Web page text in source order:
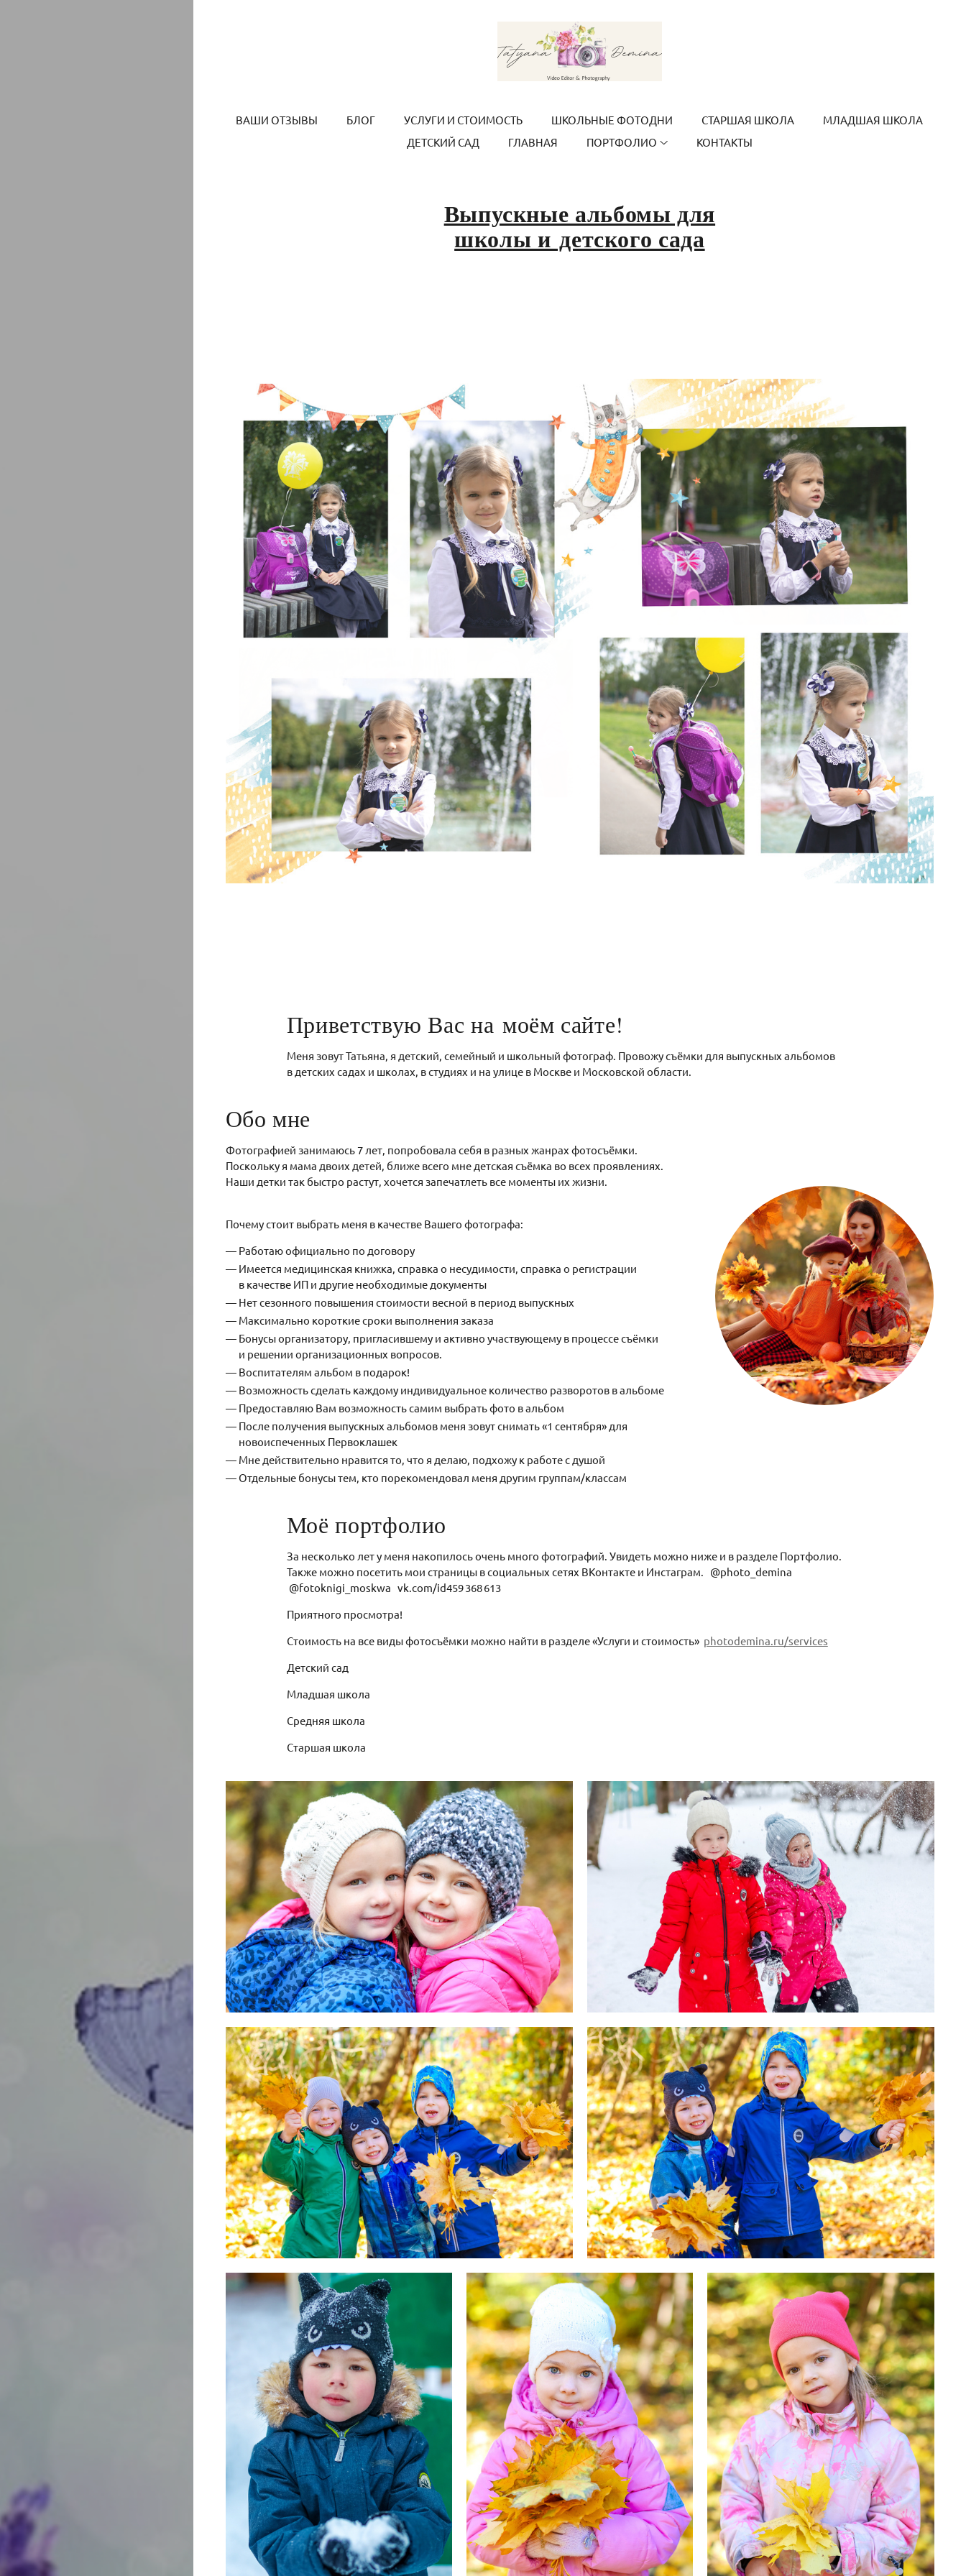
ВАШИ ОТЗЫВЫ БЛОГ УСЛУГИ И СТОИМОСТЬ ШКОЛЬНЫЕ ФОТОДНИ СТАРШАЯ ШКОЛА
МЛАДШАЯ ШКОЛА
ДЕТСКИЙ САД
ГЛАВНАЯ ПОРТФОЛИО КОНТАКТЫ
Выпускные альбомы для
школы и детского сада
Приветствую Вас на моём сайте!
Меня зовут Татьяна, я детский, семейный и школьный фотограф. Провожу съёмки для выпускных альбомов
в детских садах и школах, в студиях и на улице в Москве и Московской области.
Обо мне
Фотографией занимаюсь 7 лет, попробовала себя в разных жанрах фотосъёмки.
Поскольку я мама двоих детей, ближе всего мне детская съёмка во всех проявлениях.
Наши детки так быстро растут, хочется запечатлеть все моменты их жизни.
Почему стоит выбрать меня в качестве Вашего фотографа:
Работаю официально по договору
Имеется медицинская книжка, справка о несудимости, справка о регистрации
в качестве ИП и другие необходимые документы
Нет сезонного повышения стоимости весной в период выпускных
Максимально короткие сроки выполнения заказа
Бонусы организатору, пригласившему и активно участвующему в процессе съёмки
и решении организационных вопросов.
Воспитателям альбом в подарок!
Возможность сделать каждому индивидуальное количество разворотов в альбоме
Предоставляю Вам возможность самим выбрать фото в альбом
После получения выпускных альбомов меня зовут снимать «1 сентября» для
новоиспеченных Первоклашек
Мне действительно нравится то, что я делаю, подхожу к работе с душой
Отдельные бонусы тем, кто порекомендовал меня другим группам/классам
Моё портфолио
За несколько лет у меня накопилось очень много фотографий. Увидеть можно ниже и в разделе Портфолио.
Также можно посетить мои страницы в социальных сетях ВКонтакте и Инстаграм. @photo_demina
@fotoknigi_moskwa vk.com/id459 368 613
Приятного просмотра!
Стоимость на все виды фотосъёмки можно найти в разделе «Услуги и стоимость» photodemina.ru/services
Детский сад
Младшая школа
Средняя школа
Старшая школа